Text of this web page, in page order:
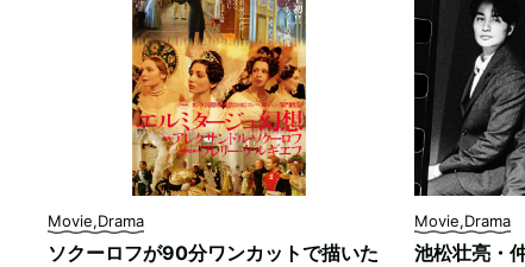
Movie,Drama
ソクーロフが90分ワンカットで描いた
Movie,Drama
池松壮亮・